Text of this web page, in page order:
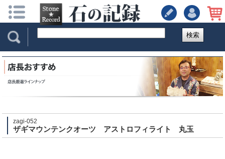
検索
zagi-052
ザギマウンテンクオーツ アストロフィライト 丸玉